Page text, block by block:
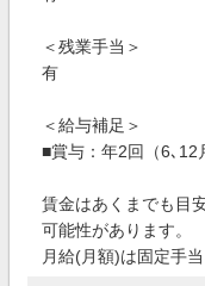
＜残業手当＞
有
＜給与補足＞
■賞与：年2回（6､12
賃金はあくまでも目
可能性があります。
月給(月額)は固定手